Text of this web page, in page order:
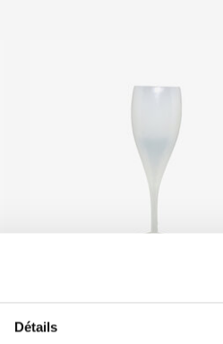
DétailsFlûtes (4oz) 90/boite